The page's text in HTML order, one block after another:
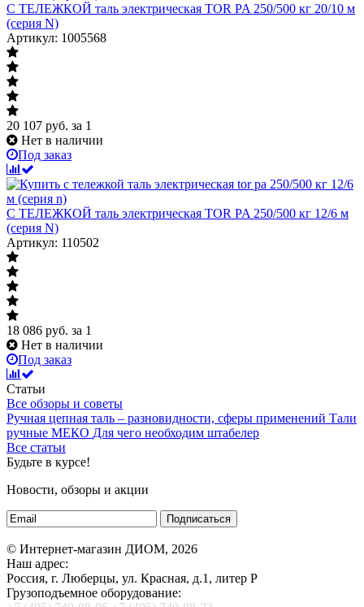
С ТЕЛЕЖКОЙ таль электрическая TOR PA 250/500 кг 20/10 м
(серия N)
Артикул: 1005568
20 107 руб. за 1
Нет в наличии
Под заказ
С ТЕЛЕЖКОЙ таль электрическая TOR PA 250/500 кг 12/6 м
(серия N)
Артикул: 110502
18 086 руб. за 1
Нет в наличии
Под заказ
Статьи
Все обзоры и советы
Ручная цепная таль – разновидности, сферы применений Тали
ручные МЕКО Для чего необходим штабелер
Все статьи
Будьте в курсе!
Новости, обзоры и акции
Подписаться
© Интернет-магазин ДИОМ, 2026
Наш адрес:
Россия, г. Люберцы, ул. Красная, д.1, литер Р
Грузоподъемное оборудование: